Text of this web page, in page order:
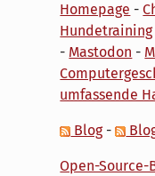
Homepage -
Hundetraining
- Mastodon -
umfassende
Blog-
Open-Source-